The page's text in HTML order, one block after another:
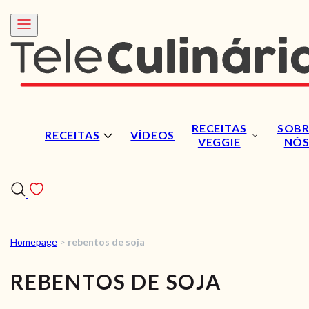
RECEITAS VÍDEOS
RECEITAS
VEGGIE
NÓS
RECEITAS
VÍDEOS
Homepage > rebentos de soja
REBENTOS DE SOJA